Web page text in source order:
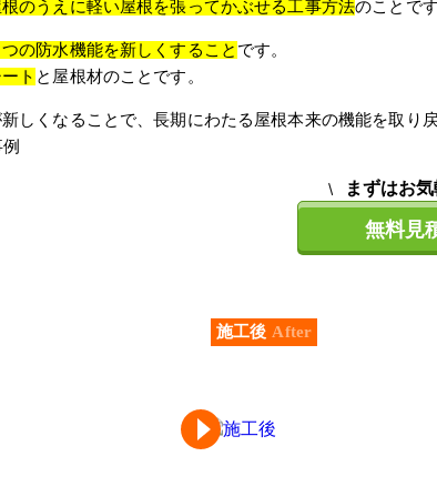
のうえに軽い屋根を張ってかぶせる工事方法のことです
つの防水機能を新しくすること です。
ト と屋根材のことです。
しくなることで、長期にわたる屋根本来の機能を取り
まずはお
無料見
施工後 After